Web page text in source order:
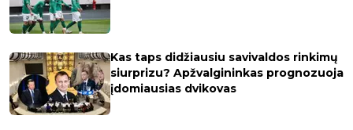
Kas taps didžiausiu savivaldos rinkimų
siurprizu? Apžvalgininkas prognozuoja
įdomiausias dvikovas